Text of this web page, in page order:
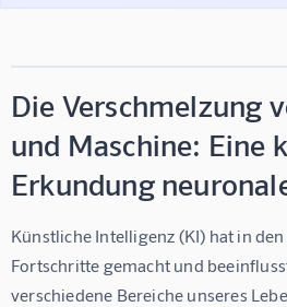
Die Verschmelzung
und Maschine: Eine
Erkundung
Künstliche Intelligenz (KI) hat in
Fortschritte gemacht und
verschiedene Bereiche unseres